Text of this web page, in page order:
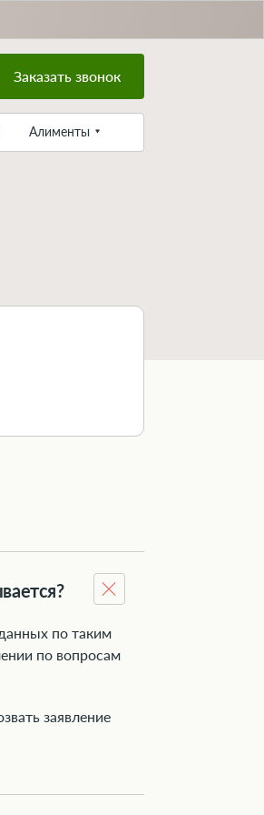
Заказать звонок
Алименты
по таким
по вопросам
заявление